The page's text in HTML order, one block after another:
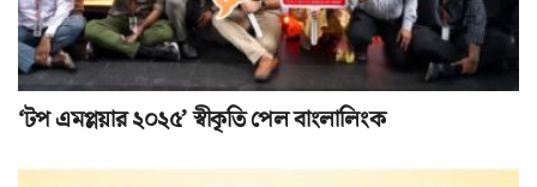
‘টপ এমপ্লয়ার ২০২৫’ স্বীকৃতি পেল বাংলালিংক